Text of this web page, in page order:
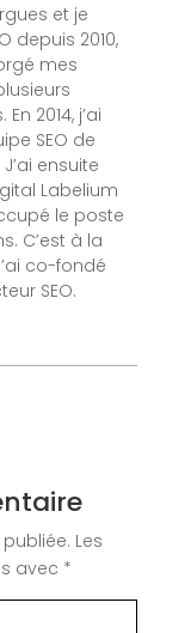
et je
depuis 2010,
mes
2014, j’ai
SEO de
ensuite
Labelium
le poste
C’est à la
co-fondé
SEO.
Les
avec *